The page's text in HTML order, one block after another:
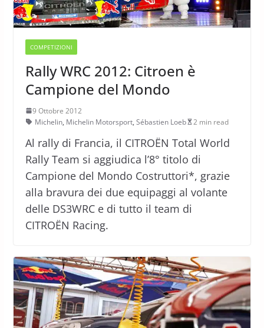
COMPETIZIONI
Rally WRC 2012: Citroen è
Campione del Mondo
9 Ottobre 2012
Michelin, Michelin Motorsport, Sébastien Loeb 2 min read
Al rally di Francia, il CITROËN Total World
Rally Team si aggiudica l’8° titolo di
Campione del Mondo Costruttori*, grazie
alla bravura dei due equipaggi al volante
delle DS3WRC e di tutto il team di
CITROËN Racing.